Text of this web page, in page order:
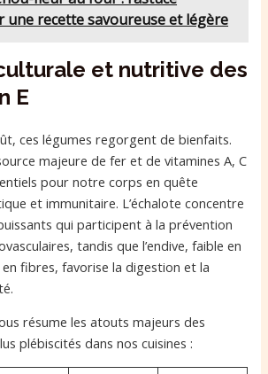
une recette savoureuse et légère
et nutritive des
E
ces légumes regorgent de bienfaits.
majeure de fer et de vitamines A, C
pour notre corps en quête
et immunitaire. L’échalote concentre
qui participent à la prévention
tandis que l’endive, faible en
fibres, favorise la digestion et la
résume les atouts majeurs des
plébiscités dans nos cuisines :